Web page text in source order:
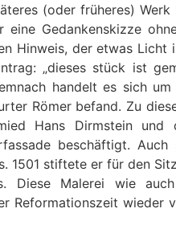
(oder früheres)
eine Gedankenskizze
Hinweis, der etwas
„dieses stück ist
handelt es sich
Römer befand. Zu
Hans Dirmstein
beschäftigt.
1501 stiftete er für den
Diese Malerei wie
Reformationszeit wieder